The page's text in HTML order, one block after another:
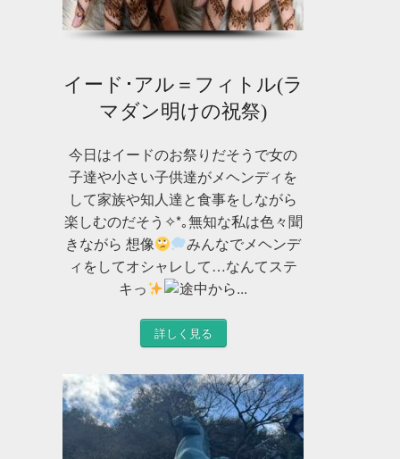
イード･アル＝フィトル(ラ
マダン明けの祝祭)
⁡今日はイードのお祭りだそうで女の
子達や小さい子供達がメヘンディを
して家族や知人達と食事をしながら
楽しむのだそう✧*｡⁡無知な私は色々聞
きながら 想像
みんなでメヘンデ
ィをしてオシャレして…なんてステ
キっ
⁡途中から...
詳しく見る